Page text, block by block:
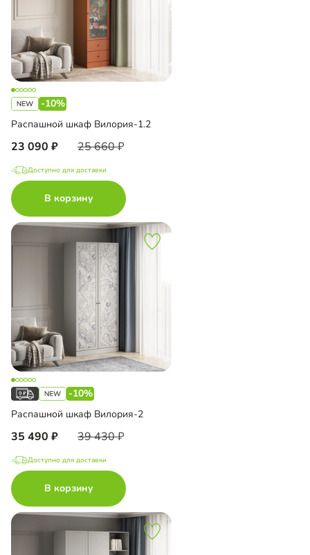
-10%
Распашной шкаф Вилория-1.2
23 090 25 660
Доступно для доставки
В корзину
-10%
Распашной шкаф Вилория-2
35 490 39 430
Доступно для доставки
В корзину